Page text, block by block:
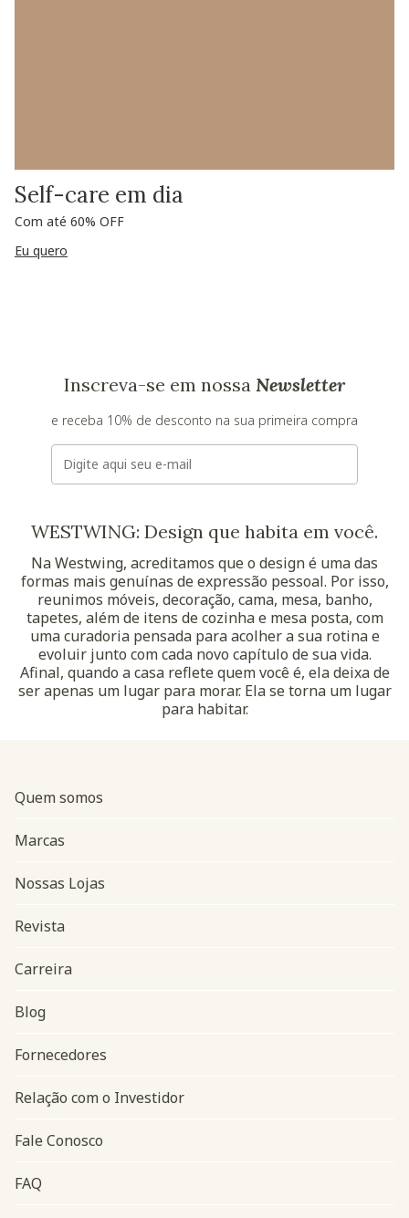
Self-care em dia
Com até 60% OFF
Eu quero
Inscreva-se em nossa Newsletter
e receba 10% de desconto na sua primeira compra
E-mail
WESTWING: Design que habita em você.
Na Westwing, acreditamos que o design é uma das
formas mais genuínas de expressão pessoal. Por isso,
reunimos móveis, decoração, cama, mesa, banho,
tapetes, além de itens de cozinha e mesa posta, com
uma curadoria pensada para acolher a sua rotina e
evoluir junto com cada novo capítulo de sua vida.
Afinal, quando a casa reflete quem você é, ela deixa de
ser apenas um lugar para morar. Ela se torna um lugar
para habitar.
Navegação do rodapé
Quem somos
Marcas
Nossas Lojas
Revista
Carreira
Blog
Fornecedores
Relação com o Investidor
Fale Conosco
FAQ